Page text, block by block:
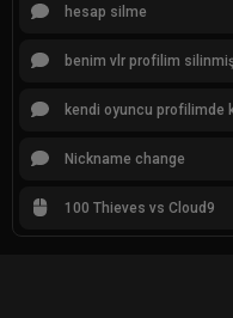
hesap silme
benim vlr profilim
kendi oyuncu profilimde
Nickname change
100 Thieves vs Cloud9